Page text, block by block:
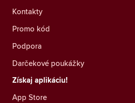
Kontakty
Promo kód
Podpora
Darčekové poukážky
Získaj aplikáciu!
App Store